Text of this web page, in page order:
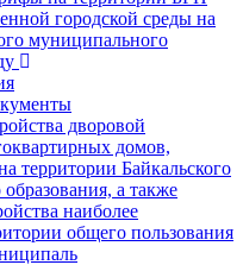
городской среды на
муниципального
дворовой
домов,
территории Байкальского
а также
наиболее
общего пользования